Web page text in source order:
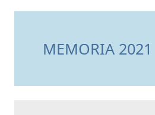
MEMORIA 2021